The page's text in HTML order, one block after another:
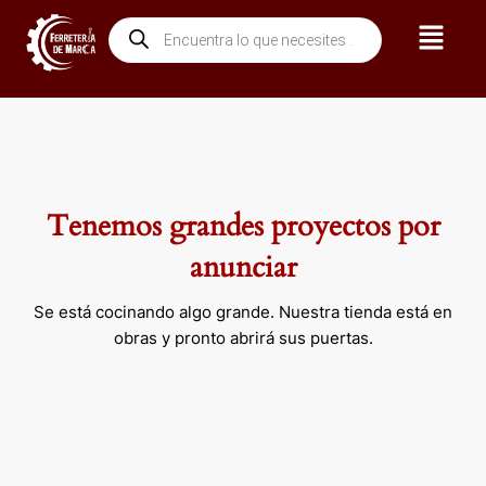
contenido
Búsqueda
de
productos
Menú
Tenemos grandes proyectos por
anunciar
Se está cocinando algo grande. Nuestra tienda está en
obras y pronto abrirá sus puertas.